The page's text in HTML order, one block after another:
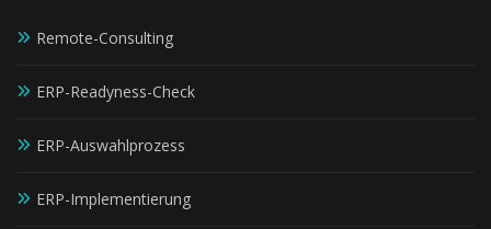
Remote-Consulting
ERP-Readyness-Check
ERP-Auswahlprozess
ERP-Implementierung